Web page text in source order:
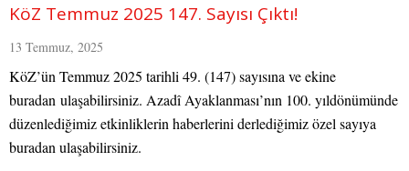
KöZ Temmuz 2025 147. Sayısı Çıktı!
13 Temmuz, 2025
KöZ’ün Temmuz 2025 tarihli 49. (147) sayısına ve ekine
buradan ulaşabilirsiniz. Azadî Ayaklanması’nın 100. yıldönümünde
düzenlediğimiz etkinliklerin haberlerini derlediğimiz özel sayıya
buradan ulaşabilirsiniz.